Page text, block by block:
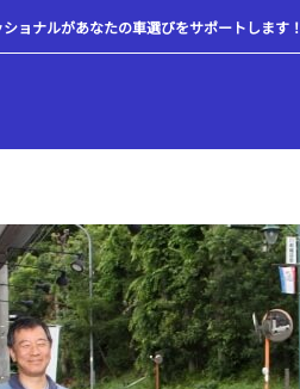
ョナルがあなたの車選びをサポートしま